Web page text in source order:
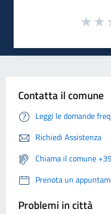
Contatta il comune
Leggi le domande
Richiedi Assistenza
Chiama il comune
Prenota un
Problemi in città